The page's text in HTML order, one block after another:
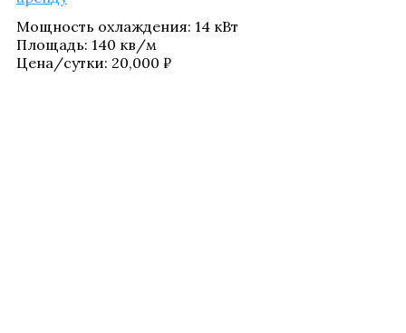
Мощ­ность охла­жде­ния: 14 кВт
Пло­щадь: 140 кв/​м
Цена/​сутки: 20,000 ₽